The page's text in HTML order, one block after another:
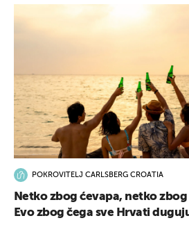
POKROVITELJ CARLSBERG CROATIA
Netko zbog ćevapa, netko
Evo zbog čega sve Hrvati